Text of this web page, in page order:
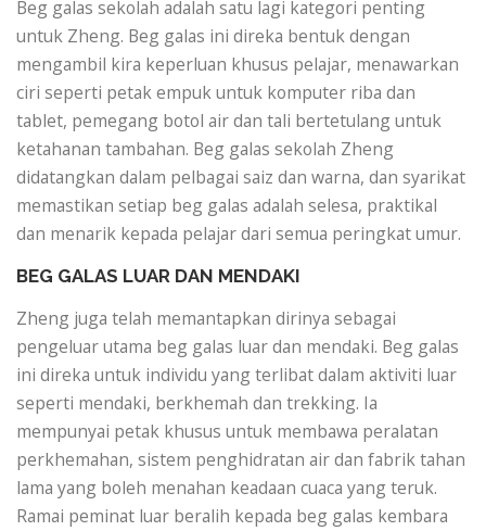
Beg galas sekolah adalah satu lagi kategori penting
untuk Zheng. Beg galas ini direka bentuk dengan
mengambil kira keperluan khusus pelajar, menawarkan
ciri seperti petak empuk untuk komputer riba dan
tablet, pemegang botol air dan tali bertetulang untuk
ketahanan tambahan. Beg galas sekolah Zheng
didatangkan dalam pelbagai saiz dan warna, dan syarikat
memastikan setiap beg galas adalah selesa, praktikal
dan menarik kepada pelajar dari semua peringkat umur.
BEG GALAS LUAR DAN MENDAKI
Zheng juga telah memantapkan dirinya sebagai
pengeluar utama beg galas luar dan mendaki. Beg galas
ini direka untuk individu yang terlibat dalam aktiviti luar
seperti mendaki, berkhemah dan trekking. Ia
mempunyai petak khusus untuk membawa peralatan
perkhemahan, sistem penghidratan air dan fabrik tahan
lama yang boleh menahan keadaan cuaca yang teruk.
Ramai peminat luar beralih kepada beg galas kembara